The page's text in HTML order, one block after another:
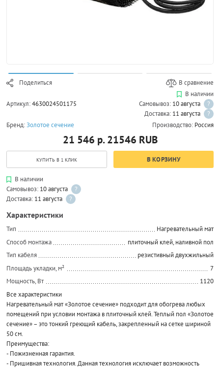
Поделиться В сравнение
Артикул:4630024501175
В наличии
Самовывоз: 10 августа
?
Доставка: 11 августа
?
Бренд:Золотое сечение Производство: Россия
21 546 р. 21546 RUB
КУПИТЬ В 1 КЛИК В КОРЗИНУ
В наличии
Самовывоз: 10 августа
?
Доставка: 11 августа ?
Характеристики
Тип
Нагревательный мат
Способ монтажа
плиточный клей, наливной пол
Тип кабеля
резистивный двухжильный
Площадь укладки, м²
7
Мощность, Вт
1120
Все характеристики
Нагревательный мат «Золотое сечение» подходит для обогрева любых
помещений при условии монтажа в плиточный клей. Теплый пол «Золотое
сечение» – это тонкий греющий кабель, закрепленный на сетке шириной
50 см.
Преимущества:
- Пожизненная гарантия.
- Пришивная технология. Данная технология исключает возможность